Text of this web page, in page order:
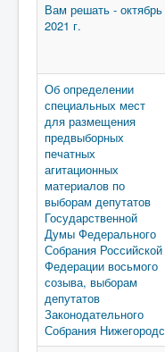
Вам решать - октябрь
2021 г.
Об определении
специальных мест
для размещения
предвыборных
печатных
агитационных
материалов по
выборам депутатов
Государственной
Думы Федерального
Собрания Российской
Федерации восьмого
созыва, выборам
депутатов
Законодательного
Собрания Нижегородс